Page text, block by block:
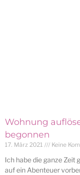
Wohnung
begonnen
17. März 2021 Keine
Ich habe die ganze Zeit
auf ein Abenteuer